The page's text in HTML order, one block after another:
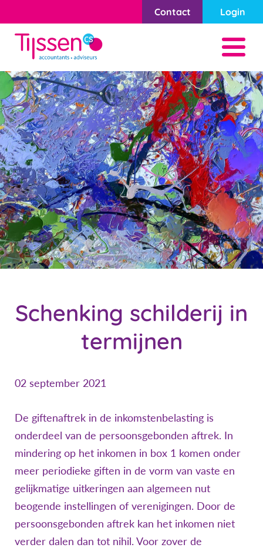
Contact Login
Schenking schilderij in
termijnen
02 september 2021
De giftenaftrek in de inkomstenbelasting is
onderdeel van de persoonsgebonden aftrek. In
mindering op het inkomen in box 1 komen onder
meer periodieke giften in de vorm van vaste en
gelijkmatige uitkeringen aan algemeen nut
beogende instellingen of verenigingen. Door de
persoonsgebonden aftrek kan het inkomen niet
verder dalen dan tot nihil. Voor zover de